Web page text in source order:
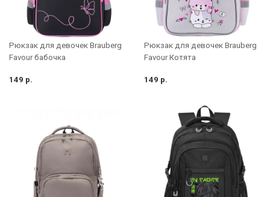
Рюкзак для девочек Brauberg
Favour бабочка
149 р.
Рюкзак для девочек Brauberg
Favour Котята
149 р.